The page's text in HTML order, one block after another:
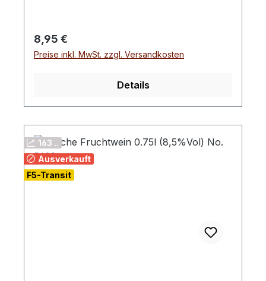
Regulärer Preis:
8,95 €
Preise inkl. MwSt. zzgl. Versandkosten
Details
163 ..
Ausverkauft
F5-Transit